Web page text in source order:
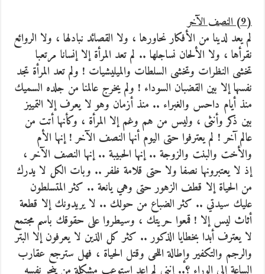
(9) النصف الآخر
لم يعد لدينا من الأفكار نحاورها ، ولا القصائد نبادلها ، ولا الروائع
نقرأها ، ولا الألحان نساجلها .. لم تعد المرأة إلا إنسانا مرتعبا
تخشى النظرات وتخشى السلطات والميليشيات ! ولم تعد المرأة تجد
نفسها إلا بين القضبان السوداء ! ولم يخرج عالمنا من جلده السميك
منذ أيام داحس والغبراء .. منذ أزمان وهو لا يعرف إلا التمييز
بين ذكر وأنثى ، وليس من هم وغم إلا المرأة ، وكأنها أتت من
عالم آخر ! لم يعترفوا حتى اليوم أنها النصف الآخر ! إنها الأم
والأخت والبنت والزوجة .. إنها الحبيبة .. إنها النصف الآخر ،
إذ لا يعتبرونها نصفا ولا حتى قلامة ظفر .. وبات الكل لا يدرك
من الحياة إلا قطف الزهور حتى وهي يانعة .. كثر المتسلطون
عليك سيدتي .. كثر الضباع من حولك .. لا يريدونك إلا قطعة
أثاث ليس إلا ! قمعوا حريتك ، وسيطروا على حقوقك باسم مجتمع
لا يعترف أبدا بخطايا الذكور .. كثر كل الذين لا يعرفون إلا البتر
والرجم والتكفير وإطالة اللحى وقتل الحياة ، فهل سترجع عقارب